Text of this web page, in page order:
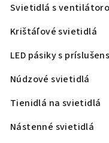
Svietidlá s
Krištáľové svietidlá
LED pásiky s
Núdzové svietidlá
Tienidlá na svietidlá
Nástenné svietidlá